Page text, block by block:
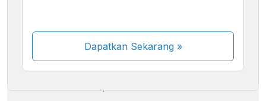
Dapatkan Sekarang»
Beberapa metode pembayaran masih dalam